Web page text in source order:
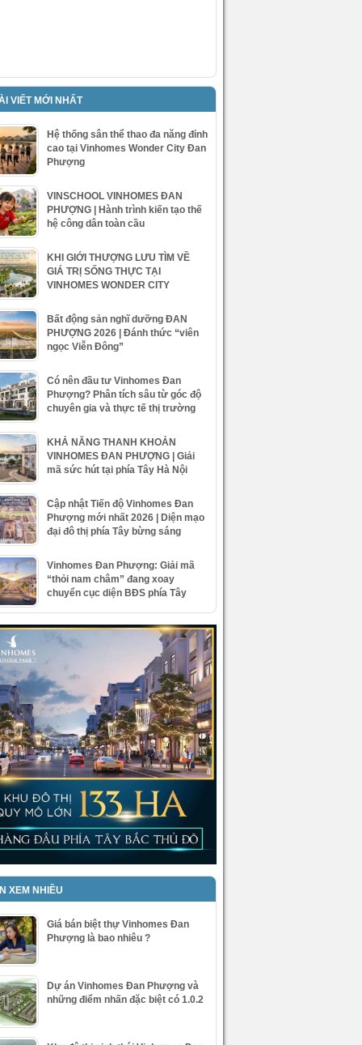
VIẾT MỚI NHẤT
Hệ thống sân thể thao đa năng đỉnh
cao tại Vinhomes Wonder City Đan
Phượng
VINSCHOOL VINHOMES ĐAN
PHƯỢNG | Hành trình kiến tạo thế
hệ công dân toàn cầu
KHI GIỚI THƯỢNG LƯU TÌM VỀ
GIÁ TRỊ SỐNG THỰC TẠI
VINHOMES WONDER CITY
Bất động sản nghĩ dưỡng ĐAN
PHƯỢNG 2026 | Đánh thức “viên
ngọc Viễn Đông”
Có nên đầu tư Vinhomes Đan
Phượng? Phân tích sâu từ góc độ
chuyên gia và thực tế thị trường
KHẢ NĂNG THANH KHOẢN
VINHOMES ĐAN PHƯỢNG | Giải
mã sức hút tại phía Tây Hà Nội
Cập nhật Tiến độ Vinhomes Đan
Phượng mới nhất 2026 | Diện mạo
đại đô thị phía Tây bừng sáng
Vinhomes Đan Phượng: Giải mã
“thỏi nam châm” đang xoay
chuyển cục diện BĐS phía Tây
XEM NHIỀU
Giá bán biệt thự Vinhomes Đan
Phượng là bao nhiêu ?
Dự án Vinhomes Đan Phượng và
những điểm nhấn đặc biệt có 1.0.2